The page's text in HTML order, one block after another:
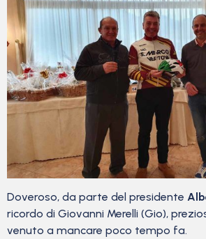
Doveroso, da parte del presidente
ricordo di Giovanni Merelli (Gio),
venuto a mancare poco tempo fa.